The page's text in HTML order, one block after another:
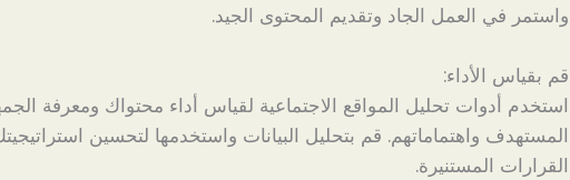
واستمر في العمل الجاد وتقديم المحتوى الجيد.
قم بقياس الأداء:
استخدم أدوات تحليل المواقع الاجتماعية لقياس أداء محتواك ومعرفة
المستهدف واهتماماتهم. قم بتحليل البيانات واستخدمها لتحسين
القرارات المستنيرة.